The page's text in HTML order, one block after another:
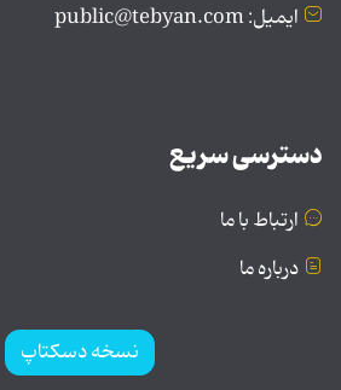
ایمیل: public@tebyan.com
دسترسی سریع
ارتباط با ما
درباره ما
نسخه دسکتاپ